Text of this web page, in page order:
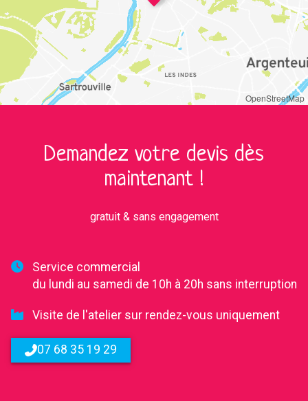
OpenStreetMap
Demandez votre devis dès
maintenant !
gratuit & sans engagement
Service commercial
du lundi au samedi de 10h à 20h sans interruption
Visite de l'atelier sur rendez-vous uniquement
07 68 35 19 29